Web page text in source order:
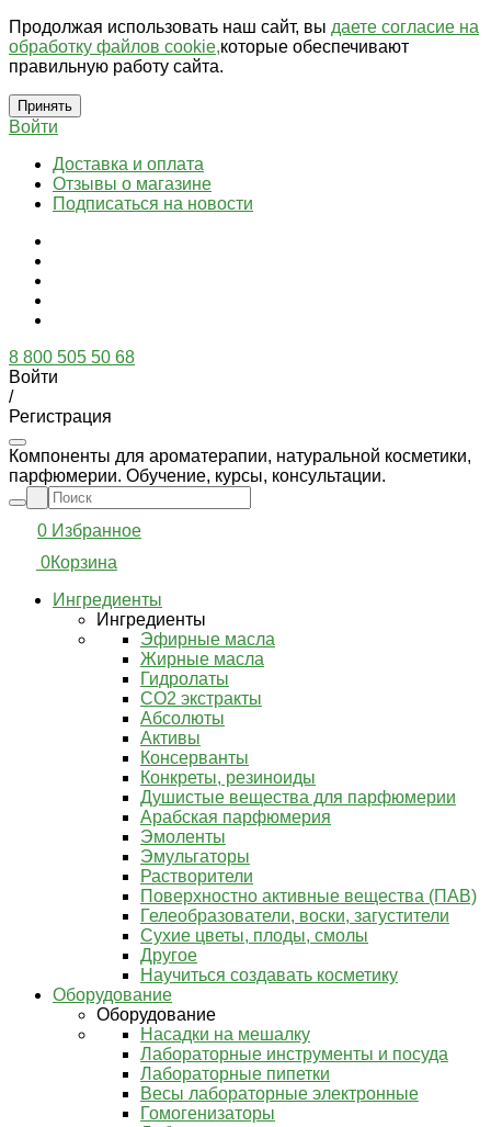
Продолжая использовать наш сайт, вы даете согласие на
обработку файлов cookie,которые обеспечивают
правильную работу сайта.
Принять
Войти
Доставка и оплата
Отзывы о магазине
Подписаться на новости
8 800 505 50 68
Войти
/
Регистрация
Компоненты для ароматерапии, натуральной косметики,
парфюмерии. Обучение, курсы, консультации.
0 Избранное
0Корзина
Ингредиенты
Ингредиенты
Эфирные масла
Жирные масла
Гидролаты
СО2 экстракты
Абсолюты
Активы
Консерванты
Конкреты, резиноиды
Душистые вещества для парфюмерии
Арабская парфюмерия
Эмоленты
Эмульгаторы
Растворители
Поверхностно активные вещества (ПАВ)
Гелеобразователи, воски, загустители
Сухие цветы, плоды, смолы
Другое
Научиться создавать косметику
Оборудование
Оборудование
Насадки на мешалку
Лабораторные инструменты и посуда
Лабораторные пипетки
Весы лабораторные электронные
Гомогенизаторы